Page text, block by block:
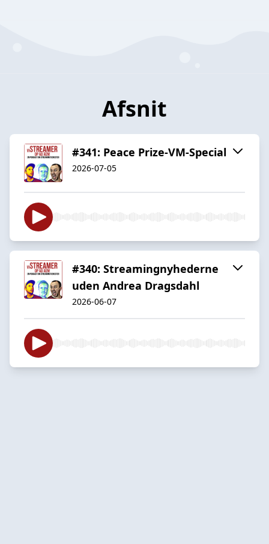
Afsnit
#341: Peace Prize-VM-Special
2026-07-05
#340: Streamingnyhederne
uden Andrea Dragsdahl
2026-06-07